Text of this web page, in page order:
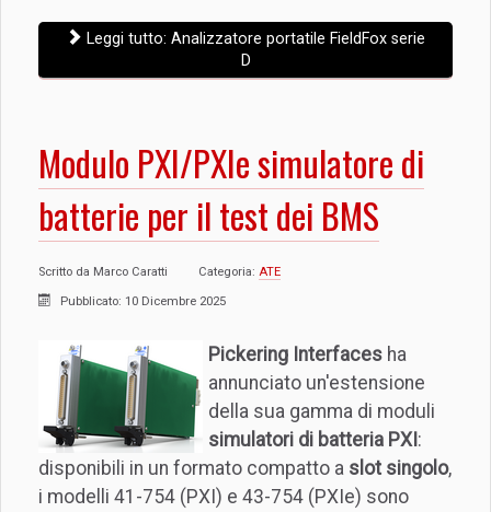
Leggi tutto: Analizzatore portatile FieldFox serie
D
Modulo PXI/PXIe simulatore di
batterie per il test dei BMS
Scritto da Marco Caratti Categoria: ATE
Pubblicato: 10 Dicembre 2025
Pickering Interfaces ha
annunciato un'estensione
della sua gamma di moduli
simulatori di batteria PXI:
disponibili in un formato compatto a slot singolo,
i modelli 41-754 (PXI) e 43-754 (PXIe) sono